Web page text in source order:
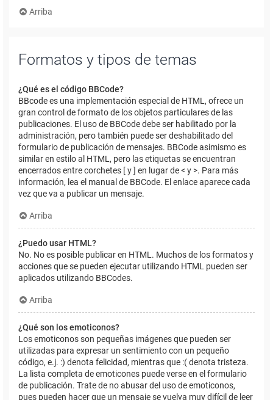
Arriba
Formatos y tipos de temas
¿Qué es el código BBCode?
BBcode es una implementación especial de HTML, ofrece un
gran control de formato de los objetos particulares de las
publicaciones. El uso de BBCode debe ser habilitado por la
administración, pero también puede ser deshabilitado del
formulario de publicación de mensajes. BBCode asimismo es
similar en estilo al HTML, pero las etiquetas se encuentran
encerrados entre corchetes [ y ] en lugar de < y >. Para más
información, lea el manual de BBCode. El enlace aparece cada
vez que va a publicar un mensaje.
Arriba
¿Puedo usar HTML?
No. No es posible publicar en HTML. Muchos de los formatos y
acciones que se pueden ejecutar utilizando HTML pueden ser
aplicados utilizando BBCodes.
Arriba
¿Qué son los emoticonos?
Los emoticonos son pequeñas imágenes que pueden ser
utilizadas para expresar un sentimiento con un pequeño
código, e.j. :) denota felicidad, mientras que :( denota tristeza.
La lista completa de emoticones puede verse en el formulario
de publicación. Trate de no abusar del uso de emoticonos,
pues pueden hacer que un mensaje se vuelva muy difícil de leer